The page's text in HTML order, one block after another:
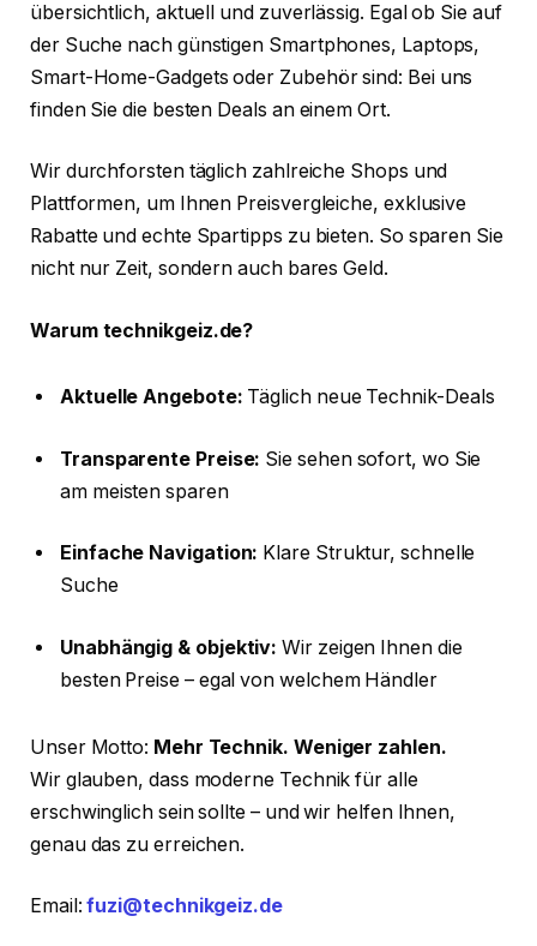
übersichtlich, aktuell und zuverlässig. Egal ob Sie auf
der Suche nach günstigen Smartphones, Laptops,
Smart-Home-Gadgets oder Zubehör sind: Bei uns
finden Sie die besten Deals an einem Ort.
Wir durchforsten täglich zahlreiche Shops und
Plattformen, um Ihnen Preisvergleiche, exklusive
Rabatte und echte Spartipps zu bieten. So sparen Sie
nicht nur Zeit, sondern auch bares Geld.
Warum technikgeiz.de?
Aktuelle Angebote: Täglich neue Technik-Deals
Transparente Preise: Sie sehen sofort, wo Sie
am meisten sparen
Einfache Navigation: Klare Struktur, schnelle
Suche
Unabhängig & objektiv: Wir zeigen Ihnen die
besten Preise – egal von welchem Händler
Unser Motto: Mehr Technik. Weniger zahlen.
Wir glauben, dass moderne Technik für alle
erschwinglich sein sollte – und wir helfen Ihnen,
genau das zu erreichen.
Email:fuzi@technikgeiz.de